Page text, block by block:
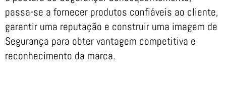
passa-se a fornecer produtos confiáveis ao cliente,
garantir uma reputação e construir uma imagem de
Segurança para obter vantagem competitiva e
reconhecimento da marca.